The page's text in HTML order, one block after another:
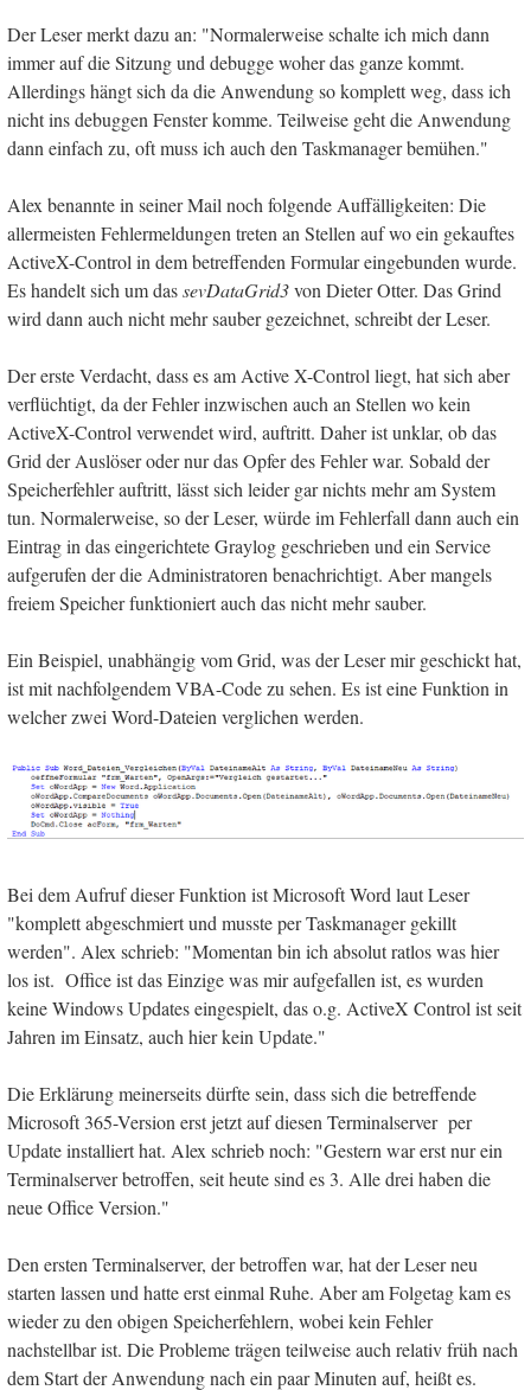
Der Leser merkt dazu an: "Normalerweise schalte ich mich dann
immer auf die Sitzung und debugge woher das ganze kommt.
Allerdings hängt sich da die Anwendung so komplett weg, dass ich
nicht ins debuggen Fenster komme. Teilweise geht die Anwendung
dann einfach zu, oft muss ich auch den Taskmanager bemühen."
Alex benannte in seiner Mail noch folgende Auffälligkeiten: Die
allermeisten Fehlermeldungen treten an Stellen auf wo ein gekauftes
ActiveX-Control in dem betreffenden Formular eingebunden wurde.
Es handelt sich um dassevDataGrid3von Dieter Otter. Das Grind
wird dann auch nicht mehr sauber gezeichnet, schreibt der Leser.
Der erste Verdacht, dass es am Active X-Control liegt, hat sich aber
verflüchtigt, da der Fehler inzwischen auch an Stellen wo kein
ActiveX-Control verwendet wird, auftritt. Daher ist unklar, ob das
Grid der Auslöser oder nur das Opfer des Fehler war. Sobald der
Speicherfehler auftritt, lässt sich leider gar nichts mehr am System
tun. Normalerweise, so der Leser, würde im Fehlerfall dann auch ein
Eintrag in das eingerichtete Graylog geschrieben und ein Service
aufgerufen der die Administratoren benachrichtigt. Aber mangels
freiem Speicher funktioniert auch das nicht mehr sauber.
Ein Beispiel, unabhängig vom Grid, was der Leser mir geschickt hat,
ist mit nachfolgendem VBA-Code zu sehen. Es ist eine Funktion in
welcher zwei Word-Dateien verglichen werden.
Bei dem Aufruf dieser Funktion ist Microsoft Word laut Leser
"komplett abgeschmiert und musste per Taskmanager gekillt
werden". Alex schrieb: "Momentan bin ich absolut ratlos was hier
los ist. Office ist das Einzige was mir aufgefallen ist, es wurden
keine Windows Updates eingespielt, das o.g. ActiveX Control ist seit
Jahren im Einsatz, auch hier kein Update."
Die Erklärung meinerseits dürfte sein, dass sich die betreffende
Microsoft 365-Version erst jetzt auf diesen Terminalserver per
Update installiert hat. Alex schrieb noch: "Gestern war erst nur ein
Terminalserver betroffen, seit heute sind es 3. Alle drei haben die
neue Office Version."
Den ersten Terminalserver, der betroffen war, hat der Leser neu
starten lassen und hatte erst einmal Ruhe. Aber am Folgetag kam es
wieder zu den obigen Speicherfehlern, wobei kein Fehler
nachstellbar ist. Die Probleme trägen teilweise auch relativ früh nach
dem Start der Anwendung nach ein paar Minuten auf, heißt es.